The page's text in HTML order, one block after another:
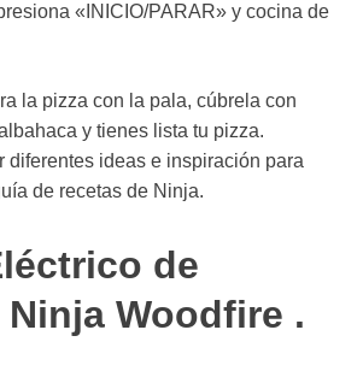
«INICIO/PARAR» y cocina de
la pizza con la pala, cúbrela con
y tienes lista tu pizza.
diferentes ideas e inspiración para
de recetas de Ninja.
de
Woodfire .